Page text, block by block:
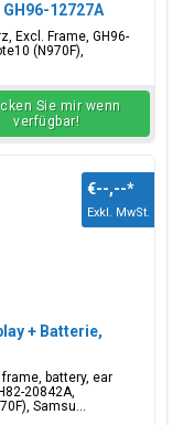
12727A
Excl. Frame, GH96-
(N970F),
Sie mir wenn
verfügbar!
+ Batterie,
battery, ear
20842A,
Samsu...
€--,--*
Exkl. MwSt.